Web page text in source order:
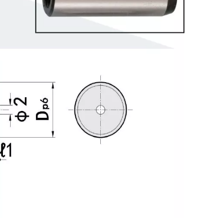
Pasador de precisión recto con rosca de un solo lado+0,01/+0,005 mm